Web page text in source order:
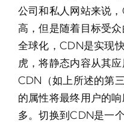
公司和私人网站来说
高，但是随着目标受
全球化，CDN是实现
虎，将静态内容从其
CDN（如上所述的第
的属性将最终用户的
多。切换到CDN是一